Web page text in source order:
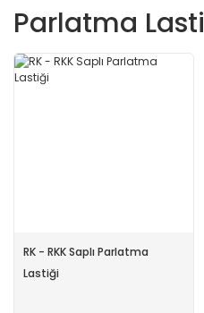
Parlatma
RK - RKK Saplı Parlatma
Lastiği